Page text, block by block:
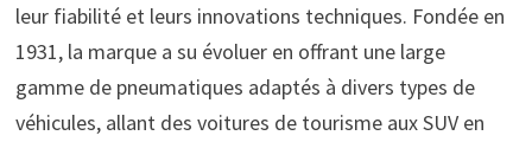
leur fiabilité et leurs innovations techniques. Fondée en
1931, la marque a su évoluer en offrant une large
gamme de pneumatiques adaptés à divers types de
véhicules, allant des voitures de tourisme aux SUV en